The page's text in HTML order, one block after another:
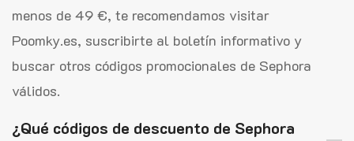
menos de 49 €, te recomendamos visitar
Poomky.es, suscribirte al boletín informativo y
buscar otros códigos promocionales de Sephora
válidos.
¿Qué códigos de descuento de Sephora